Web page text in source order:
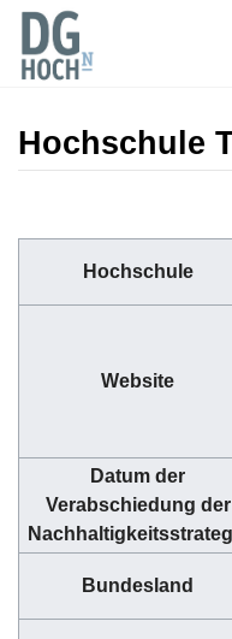
Hochschule
Hochschule
Website
Datum der
Verabschiedung der
Bundesland